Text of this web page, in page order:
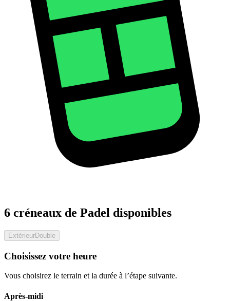
6 créneaux de Padel disponibles
ExtérieurDouble
Choisissez votre heure
Vous choisirez le terrain et la durée à l’étape suivante.
Après-midi